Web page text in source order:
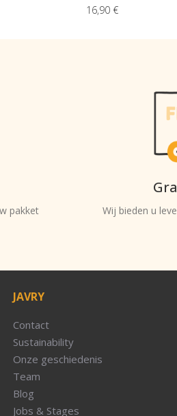
16,90 €
pakket
Wij bieden u
JAVRY
Contact
Sustainability
Onze geschiedenis
Team
Blog
Jobs & Stages